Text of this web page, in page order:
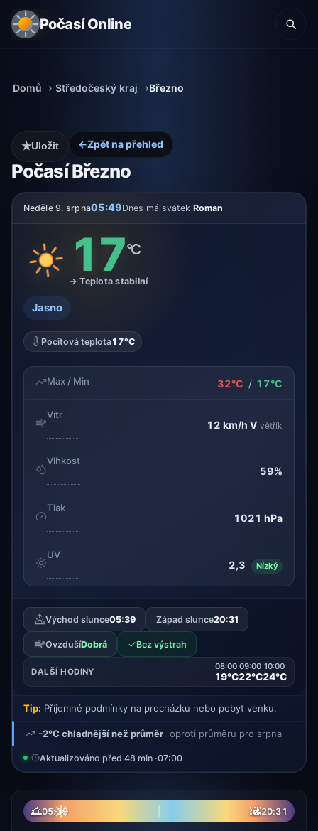
Počasí Online
Domů Středočeský kraj Březno
←Zpět na přehled
Počasí Březno
★Uložit
Neděle 9. srpna05:49Dnes má svátek Roman
17°C
→ Teplota stabilní
Jasno
Pocitová teplota17°C
Max / Min 32°C / 17°C
Vítr
12 km/h V větřík
Vlhkost
59%
Tlak
1021 hPa
UV
2,3 Nízký
Východ slunce05:39 Západ slunce20:31
OvzdušíDobrá ✓Bez výstrah
DALŠÍ HODINY
08:00
19°C
09:00
22°C
10:00
24°C
Tip: Příjemné podmínky na procházku nebo pobyt venku.
-2°C chladnější než průměr oproti průměru pro srpna
Aktualizováno před 48 min ·07:00
🌅05:39
☀ 🌇20:31